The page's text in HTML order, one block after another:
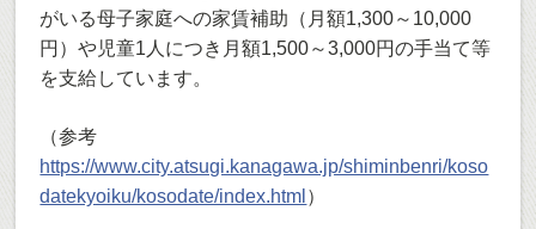
がいる母子家庭への家賃補助（月額1,300～10,000
円）や児童1人につき月額1,500～3,000円の手当て等
を支給しています。
（参考
https://www.city.atsugi.kanagawa.jp/shiminbenri/koso
datekyoiku/kosodate/index.html ）